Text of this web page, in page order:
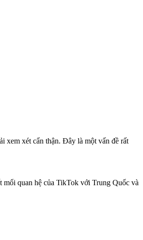
xem xét cẩn thận. Đây là một vấn đề rất
mối quan hệ của TikTok với Trung Quốc và